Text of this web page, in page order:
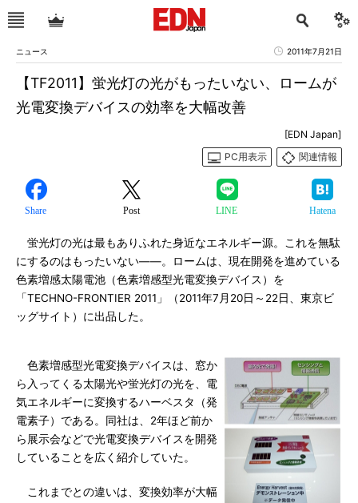
ニュース 2011年7月21日
【TF2011】蛍光灯の光がもったいない、ロームが
光電変換デバイスの効率を大幅改善
[EDN Japan]
PC用表示
関連情報
Share Post LINE Hatena
蛍光灯の光は最もありふれた身近なエネルギー源。これを無駄
にするのはもったいない――。ロームは、現在開発を進めている
色素増感太陽電池（色素増感型光電変換デバイス）を
「TECHNO-FRONTIER 2011」（2011年7月20日～22日、東京ビ
ッグサイト）に出品した。
色素増感型光電変換デバイスは、窓か
ら入ってくる太陽光や蛍光灯の光を、電
気エネルギーに変換するハーベスタ（発
電素子）である。同社は、2年ほど前か
ら展示会などで光電変換デバイスを開発
していることを広く紹介していた。
これまでとの違いは、変換効率が大幅